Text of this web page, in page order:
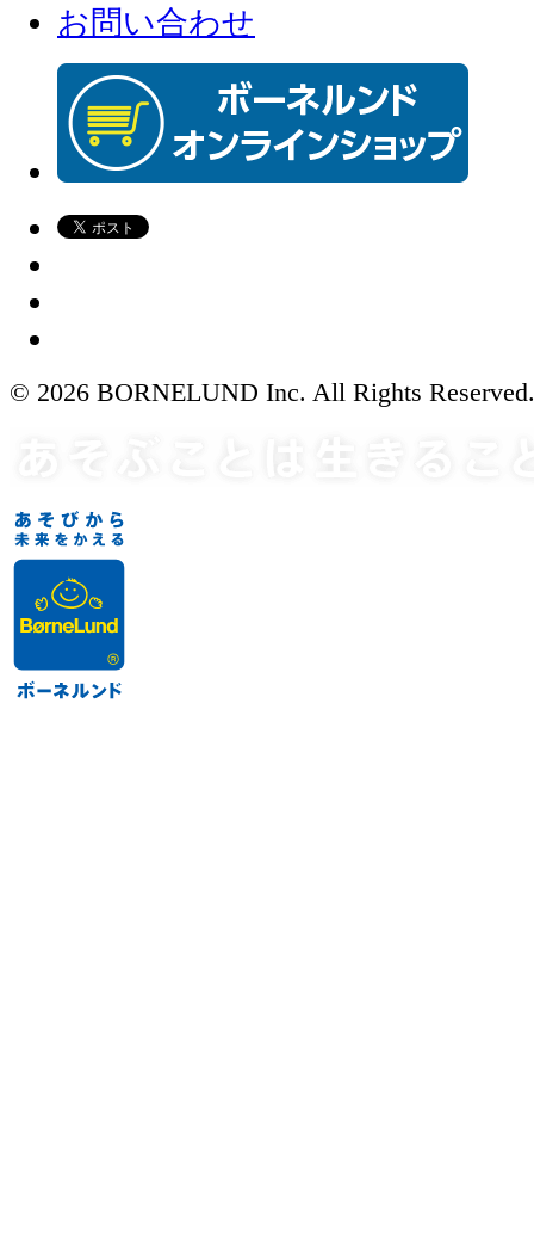
お問い合わせ
© 2026 BORNELUND Inc. All Rights Reserved.